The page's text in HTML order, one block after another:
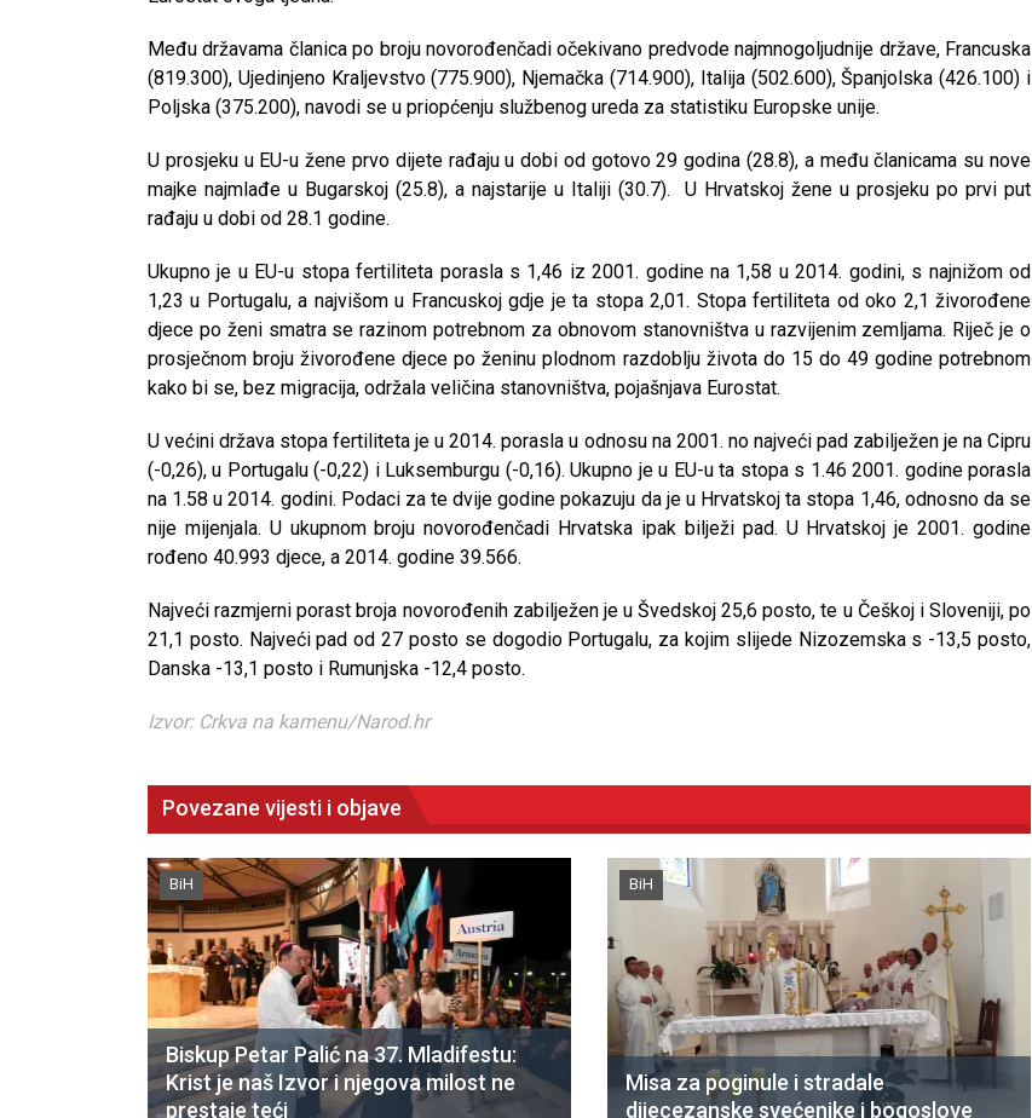
Među državama članica po broju novorođenčadi očekivano predvode najmnogoljudnije države, Francuska
(819.300), Ujedinjeno Kraljevstvo (775.900), Njemačka (714.900), Italija (502.600), Španjolska (426.100) i
Poljska (375.200), navodi se u priopćenju službenog ureda za statistiku Europske unije.
U prosjeku u EU-u žene prvo dijete rađaju u dobi od gotovo 29 godina (28.8), a među članicama su nove
majke najmlađe u Bugarskoj (25.8), a najstarije u Italiji (30.7). U Hrvatskoj žene u prosjeku po prvi put
rađaju u dobi od 28.1 godine.
Ukupno je u EU-u stopa fertiliteta porasla s 1,46 iz 2001. godine na 1,58 u 2014. godini, s najnižom od
1,23 u Portugalu, a najvišom u Francuskoj gdje je ta stopa 2,01. Stopa fertiliteta od oko 2,1 živorođene
djece po ženi smatra se razinom potrebnom za obnovom stanovništva u razvijenim zemljama. Riječ je o
prosječnom broju živorođene djece po ženinu plodnom razdoblju života do 15 do 49 godine potrebnom
kako bi se, bez migracija, održala veličina stanovništva, pojašnjava Eurostat.
U većini država stopa fertiliteta je u 2014. porasla u odnosu na 2001. no najveći pad zabilježen je na Cipru
(-0,26), u Portugalu (-0,22) i Luksemburgu (-0,16). Ukupno je u EU-u ta stopa s 1.46 2001. godine porasla
na 1.58 u 2014. godini. Podaci za te dvije godine pokazuju da je u Hrvatskoj ta stopa 1,46, odnosno da se
nije mijenjala. U ukupnom broju novorođenčadi Hrvatska ipak bilježi pad. U Hrvatskoj je 2001. godine
rođeno 40.993 djece, a 2014. godine 39.566.
Najveći razmjerni porast broja novorođenih zabilježen je u Švedskoj 25,6 posto, te u Češkoj i Sloveniji, po
21,1 posto. Najveći pad od 27 posto se dogodio Portugalu, za kojim slijede Nizozemska s -13,5 posto,
Danska -13,1 posto i Rumunjska -12,4 posto.
Izvor: Crkva na kamenu/Narod.hr
Povezane vijesti i objave
BiH
Biskup Petar Palić na 37. Mladifestu:
Krist je naš Izvor i njegova milost ne
prestaje teći
BiH
Misa za poginule i stradale
dijecezanske svećenike i bogoslove
CNAK
Kad se nasilje pretvara u optužnicu
CNAK
Smrtovdan nadbiskupa Petra Čule